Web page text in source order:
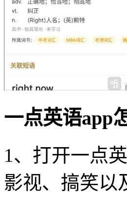
一点英语app
1、打开一点
影视、搞笑以